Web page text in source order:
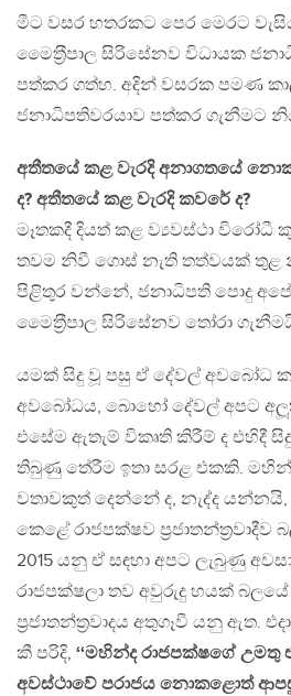
මීට වසර හතරකට පෙර මෙරට
මෛත‍්‍රීපාල සිරිසේනව විධායක
පත්කර ගත්හ. අදින් වසරක පමණ
ජනාධිපතිවරයාව පත්කර ගැනීමට
අතීතයේ කළ වැරදි අනාගතයේ
ද? අතීතයේ කළ වැරදි කවරේ ද?
මෑතකදී දියත් කළ ව්‍යවස්ථා විරෝධී
තවම නිවී ගොස් නැති තත්වයක් තුළ
පිළිතුර වන්නේ, ජනාධිපති පොදු
මෛත‍්‍රීපාල සිරිසේනව තෝරා
යමක් සිදු වූ පසු ඒ දේවල් අවබෝධ
අවබෝධය, බොහෝ දේවල් අපට
එසේම ඇතැම් විකෘති කිරීම් ද එහිදී
තිබුණු තේරීම ඉතා සරළ එකකි.
වතාවකුත් දෙන්නේ ද, නැද්ද යන්නයි,
කෙළේ රාජපක්ෂව
2015 යනු ඒ සඳහා අපට ලැබුණු
රාජපක්ෂලා තව අවුරුදු හයක් බලයේ
ප‍්‍රජාතන්ත‍්‍රවාදය අතුගෑවී යනු ඇත.
කී පරිදි, ‘‘මහින්ද රාජපක්ෂගේ
අවස්ථාවේ පරාජය නොකළොත්